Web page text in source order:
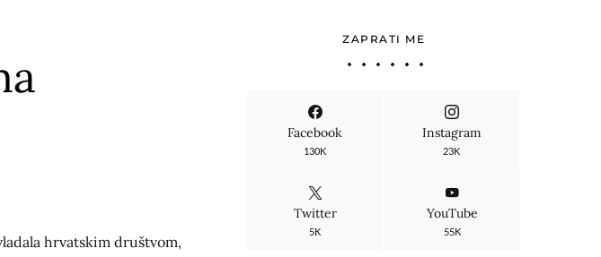
hrvatskim društvom,
ZAPRATI ME
Facebook
130K
Instagram
23K
Twitter
5K
YouTube
55K